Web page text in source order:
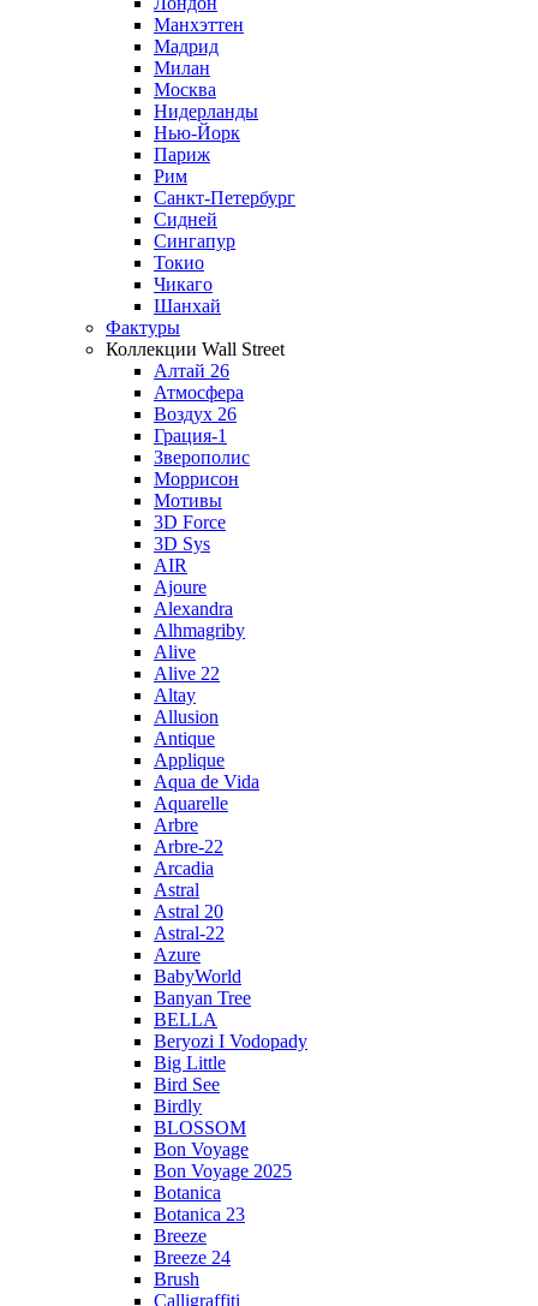
Манхэттен
Мадрид
Милан
Москва
Нидерланды
Нью-Йорк
Париж
Рим
Санкт-Петербург
Сидней
Сингапур
Токио
Чикаго
Шанхай
Фактуры
Коллекции Wall Street
Алтай 26
Атмосфера
Воздух 26
Грация-1
Зверополис
Моррисон
Мотивы
3D Force
3D Sys
AIR
Ajoure
Alexandra
Alhmagriby
Alive
Alive 22
Altay
Allusion
Antique
Applique
Aqua de Vida
Aquarelle
Arbre
Arbre-22
Arcadia
Astral
Astral 20
Astral-22
Azure
BabyWorld
Banyan Tree
BELLA
Beryozi I Vodopady
Big Little
Bird See
Birdly
BLOSSOM
Bon Voyage
Bon Voyage 2025
Botanica
Botanica 23
Breeze
Breeze 24
Brush
Calligraffiti